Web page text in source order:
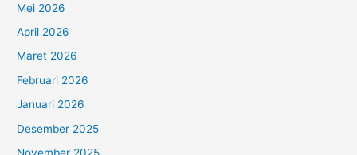
Mei 2026
April 2026
Maret 2026
Februari 2026
Januari 2026
Desember 2025